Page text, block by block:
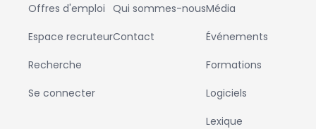
Offres d'emploi
Espace recruteur
Recherche
Se connecter
Qui sommes-nous
Contact
Média
Événements
Formations
Logiciels
Lexique